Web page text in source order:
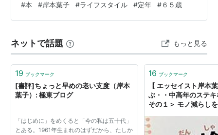
員として変わりなく働き続けられる企業も現れ始めた今
日この頃。７０歳を越えても、パートやアルバイトで働
ていたとしたら、何の迷いもなく当然のように再雇用の
道を歩んでいたのだろうか…。 わたしの場合は、６０歳
以降の新しいＩＤも用意されていたというのに、…
#本 #岸本葉子 #ライフスタイル #定年 #６５歳
ネットで話題 もっと見る
19 ブックマーク
[書評]ちょっと早めの老い支度（岸本
葉子）: 極東ブログ
「はじめに」をめくると「今の私は五十代」
とある。1961年生まれのはずだから、たしか
16 ブックマーク
【 エッセイスト岸本
ぶ・・中高年のステ
その１＞ モノ減らし